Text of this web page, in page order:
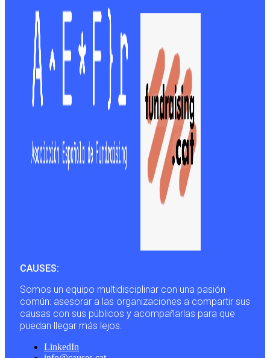
CAUSES:
Somos un equipo multidisciplinar con una pasión
común: asesorar a las organizaciones a compartir sus
causas con sus públicos y acompañarlas para que
puedan llegar más lejos.
LinkedIn